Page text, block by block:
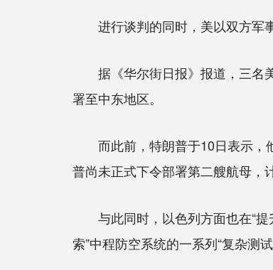
进行谈判的同时，美以双方军事
据《华尔街日报》报道，三名美
署至中东地区。
而此前，特朗普于10日表示，
普尚未正式下令部署第二艘航母，
与此同时，以色列方面也在“提
索”中程防空系统的一系列“复杂测试”